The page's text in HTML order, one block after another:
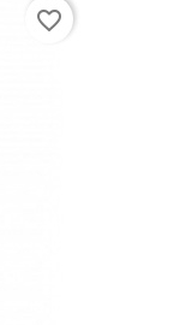
favorite_border